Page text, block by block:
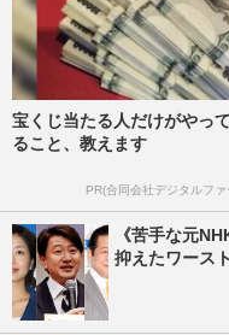
宝くじ当たる人だけがやっ
ること、教えます
PR(合同会社デジタルファ
《苦手な元
抑えたワース